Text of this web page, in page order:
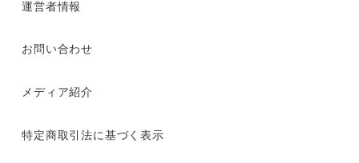
運営者情報
お問い合わせ
メディア紹介
特定商取引法に基づく表示